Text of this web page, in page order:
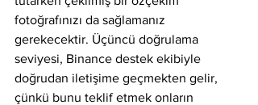
fotoğrafınızı da sağlamanız
gerekecektir. Üçüncü doğrulama
seviyesi, Binance destek ekibiyle
doğrudan iletişime geçmekten gelir,
çünkü bunu teklif etmek onların